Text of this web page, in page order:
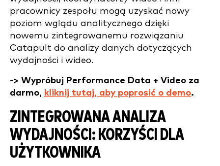
pracownicy zespołu mogą uzyskać nowy
poziom wglądu analitycznego dzięki
nowemu zintegrowanemu rozwiązaniu
Catapult do analizy danych dotyczących
wydajności i wideo.
-> Wypróbuj Performance Data + Video za
darmo, kliknij tutaj, aby poprosić o demo.
ZINTEGROWANA ANALIZA
WYDAJNOŚCI: KORZYŚCI DLA
UŻYTKOWNIKA